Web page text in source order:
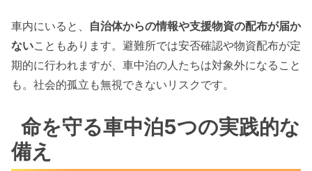
車内にいると、 自治体からの情報や支援物資の配布が届か
ないこともあります。避難所では安否確認や物資配布が定
期的に行われますが、車中泊の人たちは対象外になること
も。社会的孤立も無視できないリスクです。
命を守る車中泊5つの実践的な
備え